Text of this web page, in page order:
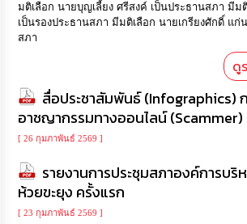
มติเลือก นายบุญเลี้ยง ศรีสงค์ เป็นประธานสภา มี
เป็นรองประธานสภา มีมติเลือก นายเกรียงศักดิ์ แก่
สภา
ดู
สื่อประชาสัมพันธ์ (Infographics)
อาชญากรรมทางออนไลน์ (Scammer)
[ 26 กุมภาพันธ์ 2569 ]
รายงานการประชุมสภาองค์การบริ
ห้วยขะยุง ครั้งแรก
[ 23 กุมภาพันธ์ 2569 ]